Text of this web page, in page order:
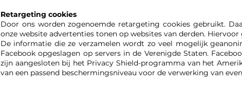
Retargeting cookies
Door ons worden zogenoemde retargeting cookies gebruikt.
onze website advertenties tonen op websites van derden.
De informatie die ze verzamelen wordt zo veel mogelijk
Facebook opgeslagen op servers in de Verenigde Staten.
zijn aangesloten bij het Privacy Shield-programma van het
van een passend beschermingsniveau voor de verwerking van